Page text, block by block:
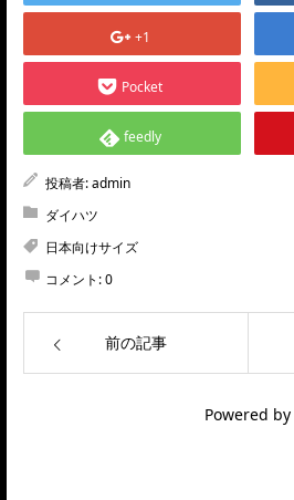
+1
Pocket
feedly
投稿者:admin
ダイハツ
日本向けサイズ
コメント:0
前の記事
Powered by